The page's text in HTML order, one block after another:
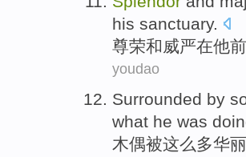
his sanctuary.
尊荣和威严在他
youdao
Surrounded by
what he was
木偶被这么多华丽